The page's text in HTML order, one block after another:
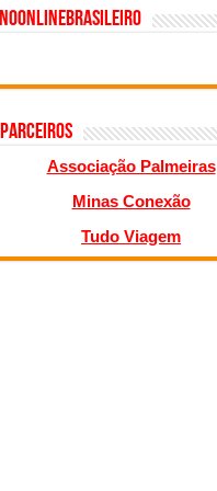
Associação Palmeiras
Minas Conexão
Tudo Viagem